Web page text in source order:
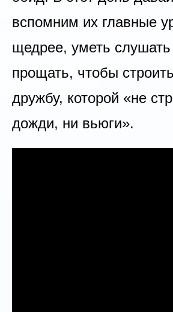
вспомним их главные
щедрее, уметь слушать
прощать, чтобы
дружбу, которой «не
дожди, ни вьюги».